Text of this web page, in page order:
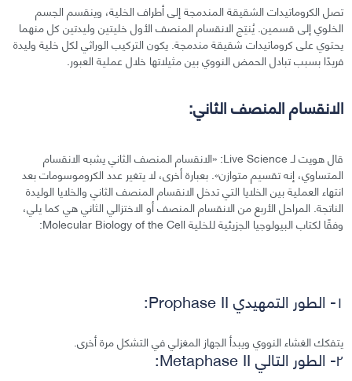
تصل الكروماتيدات الشقيقة المندمجة إلى أطراف الخلية، وينقسم الجسم
الخلوي إلى قسمين. يُنتِج الانقسام المنصف الأول خليتين وليدتين كل منهما
يحتوي على كروماتيدات شقيقة مندمجة. يكون التركيب الوراثي لكل خلية وليدة
فريدًا بسبب تبادل الحمض النووي بين مثيلاتها خلال عملية العبور.
الانقسام المنصف الثاني:
قال هويت لـ Live Science: «الانقسام المنصف الثاني يشبه الانقسام
المتساوي، إنه تقسيم متوازن». بعبارة أخرى، لا يتغير عدد الكروموسومات بعد
انتهاء العملية بين الخلايا التي تدخل الانقسام المنصف الثاني والخلايا الوليدة
الناتجة. المراحل الأربع من الانقسام المنصف أو الاختزالي الثاني هي كما يلي،
وفقًا لكتاب البيولوجيا الجزيئية للخلية Molecular Biology of the Cell:
١- الطور التمهيدي Prophase II:
يتفكك الغشاء النووي ويبدأ الجهاز المغزلي في التشكل مرة أخرى.
٢- الطور التالي Metaphase II: